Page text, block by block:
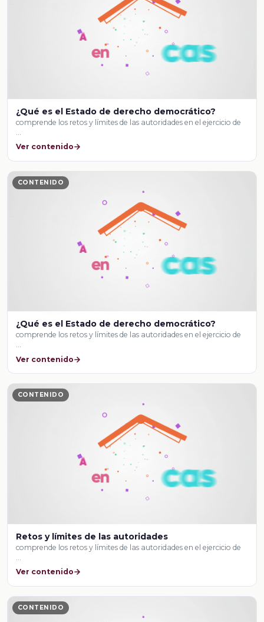
¿Qué es el Estado de derecho democrático?
comprende los retos y límites de las autoridades en el ejercicio de
…
Ver contenido
CONTENIDO
¿Qué es el Estado de derecho democrático?
comprende los retos y límites de las autoridades en el ejercicio de
…
Ver contenido
CONTENIDO
Retos y límites de las autoridades
comprende los retos y límites de las autoridades en el ejercicio de
Ver contenido
CONTENIDO